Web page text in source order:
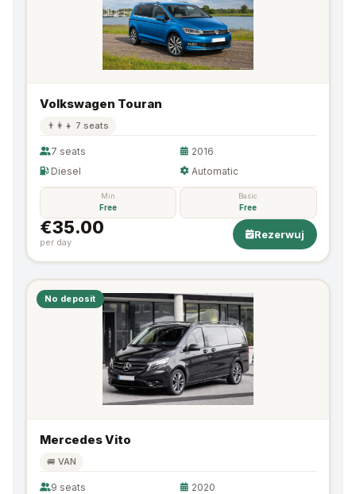
Volkswagen Touran
👨‍👩‍👧 7 seats
7 seats
2016
Diesel
Automatic
Min
Free
Basic
Free
€35.00
per day
Rezerwuj
No deposit
Mercedes Vito
🚐 VAN
9 seats
2020